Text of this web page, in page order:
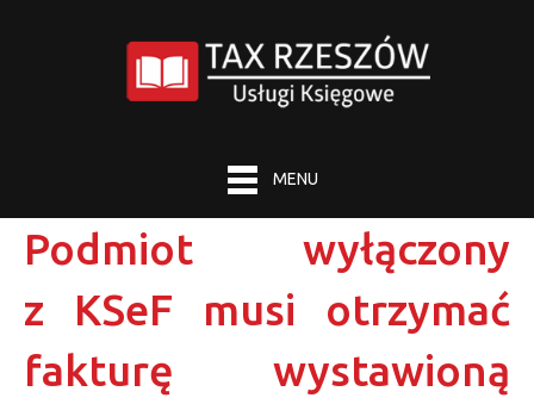
MENU
Podmiot wyłączony
z KSeF musi otrzymać
fakturę wystawioną